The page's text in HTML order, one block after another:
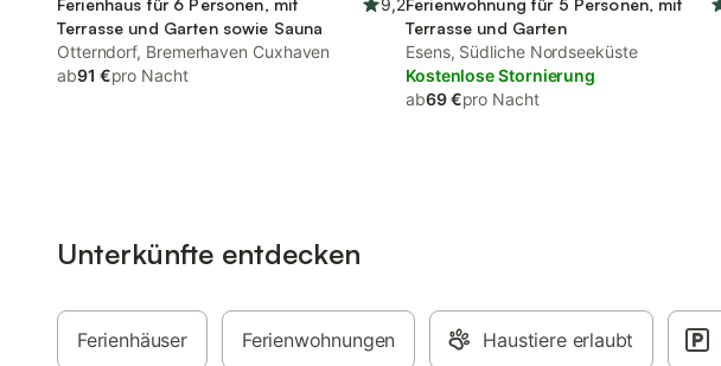
Ferienhaus für 6 Personen, mit
Terrasse und Garten sowie Sauna
9,2
Otterndorf, Bremerhaven Cuxhaven
ab91 €pro Nacht
Ferienwohnung für 5 Personen, mit
Terrasse und Garten
Esens, Südliche Nordseeküste
Kostenlose Stornierung
ab69 €pro Nacht
Unterkünfte entdecken
Ferienhäuser Ferienwohnungen Haustiere erlaubt